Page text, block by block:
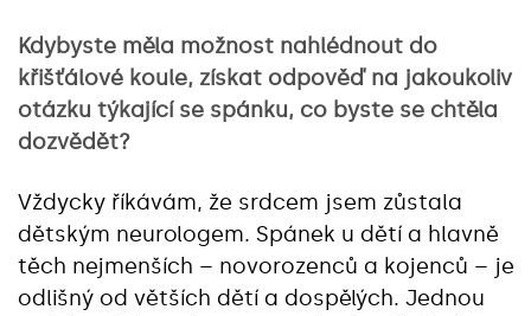
Kdybyste měla možnost nahlédnout do
křišťálové koule, získat odpověď na jakoukoliv
otázku týkající se spánku, co byste se chtěla
dozvědět?
Vždycky říkávám, že srdcem jsem zůstala
dětským neurologem. Spánek u dětí a hlavně
těch nejmenších – novorozenců a kojenců – je
odlišný od větších dětí a dospělých. Jednou